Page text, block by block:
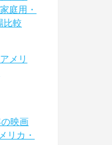
庭用・
比較
メリ
の映画
リカ・